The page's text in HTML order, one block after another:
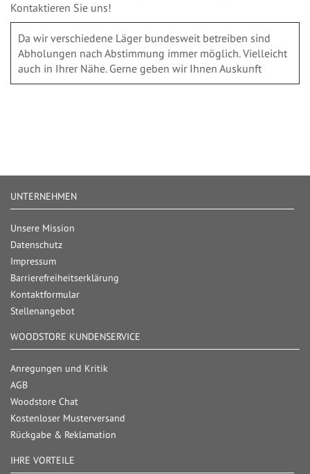
Kontaktieren Sie uns!
Da wir verschiedene Läger bundesweit betreiben sind
Abholungen nach Abstimmung immer möglich. Vielleicht
auch in Ihrer Nähe. Gerne geben wir Ihnen Auskunft
UNTERNEHMEN
Unsere Mission
Datenschutz
Impressum
Barrierefreiheitserklärung
Kontaktformular
Stellenangebot
WOODSTORE KUNDENSERVICE
Anregungen und Kritik
AGB
Woodstore Chat
Kostenloser Musterversand
Rückgabe & Reklamation
IHRE VORTEILE